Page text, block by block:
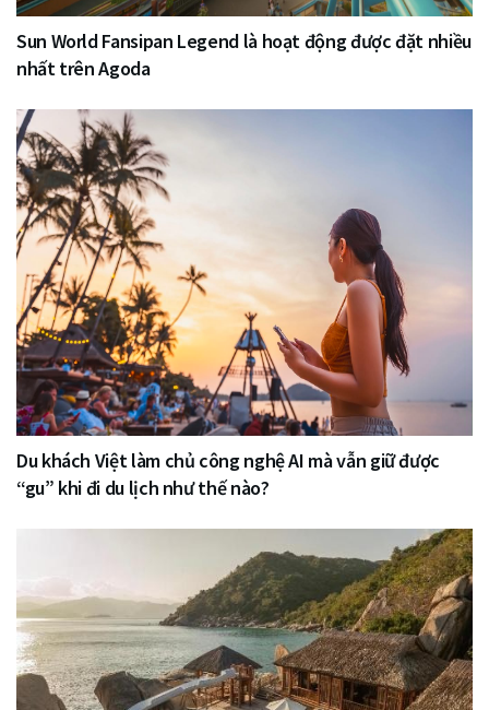
Sun World Fansipan Legend là hoạt động được đặt nhiều
nhất trên Agoda
Du khách Việt làm chủ công nghệ AI mà vẫn giữ được
“gu” khi đi du lịch như thế nào?